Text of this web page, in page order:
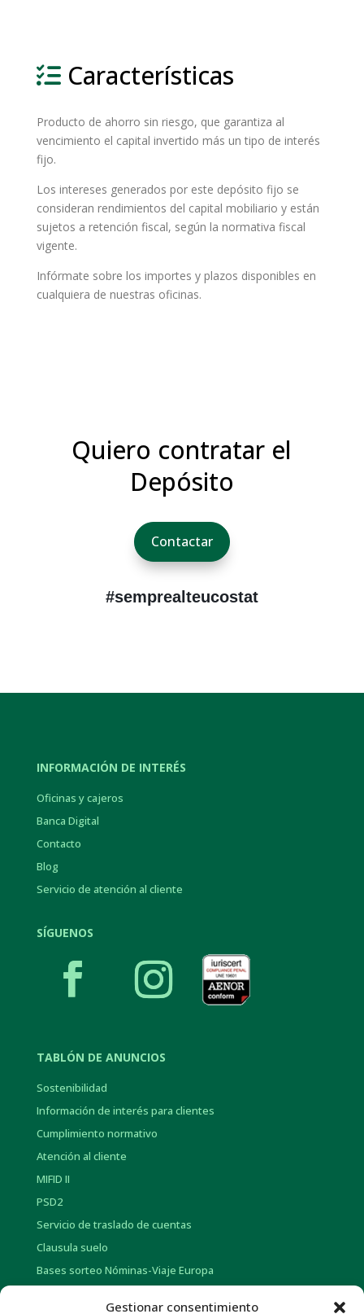
Gestionar consentimiento
Características
Producto de ahorro sin riesgo, que garantiza al
vencimiento el capital invertido más un tipo de interés
fijo.
Los intereses generados por este depósito fijo se
consideran rendimientos del capital mobiliario y están
sujetos a retención fiscal, según la normativa fiscal
vigente.
Infórmate sobre los importes y plazos disponibles en
cualquiera de nuestras oficinas.
Quiero contratar el
Depósito
Contactar
#semprealteucostat
INFORMACIÓN DE INTERÉS
Oficinas y cajeros
Banca Digital
Contacto
Blog
Servicio de atención al cliente
SÍGUENOS
TABLÓN DE ANUNCIOS
Sostenibilidad
Información de interés para clientes
Cumplimiento normativo
Atención al cliente
MIFID II
PSD2
Servicio de traslado de cuentas
Clausula suelo
Bases sorteo Nóminas-Viaje Europa